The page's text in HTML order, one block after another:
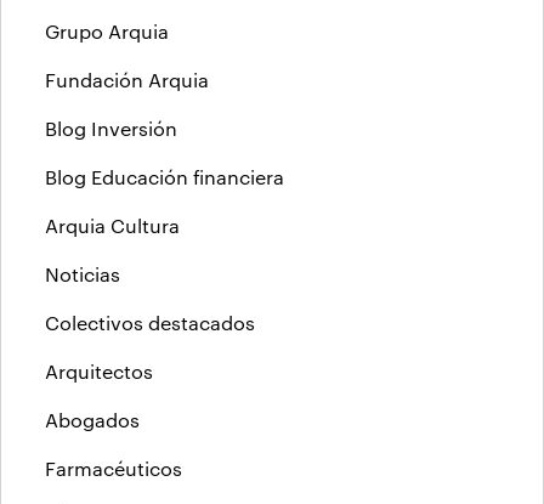
Grupo Arquia
Fundación Arquia
Blog Inversión
Blog Educación financiera
Arquia Cultura
Noticias
Colectivos destacados
Arquitectos
Abogados
Farmacéuticos